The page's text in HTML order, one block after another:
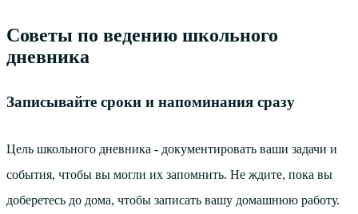
Советы по ведению школьного
дневника
Записывайте сроки и напоминания сразу
Цель школьного дневника - документировать ваши задачи и
события, чтобы вы могли их запомнить. Не ждите, пока вы
доберетесь до дома, чтобы записать вашу домашнюю работу.